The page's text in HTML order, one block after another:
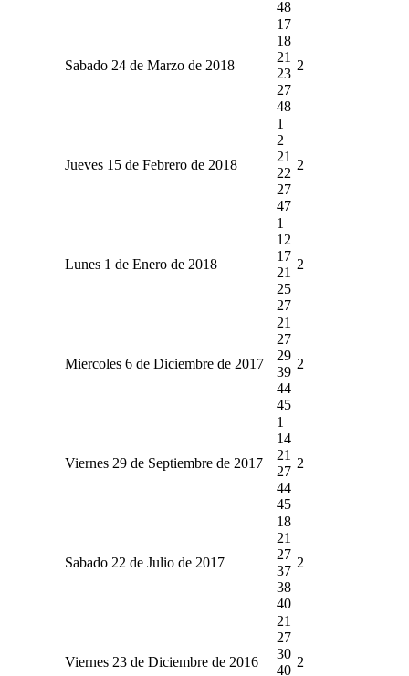
48
Sabado 24 de Marzo de 2018
17
18
21
23
27
48
2
Jueves 15 de Febrero de 2018
1
2
21
22
27
47
2
Lunes 1 de Enero de 2018
1
12
17
21
25
27
2
Miercoles 6 de Diciembre de 2017
21
27
29
39
44
45
2
Viernes 29 de Septiembre de 2017
1
14
21
27
44
45
2
Sabado 22 de Julio de 2017
18
21
27
37
38
40
2
Viernes 23 de Diciembre de 2016
21
27
30
40
2